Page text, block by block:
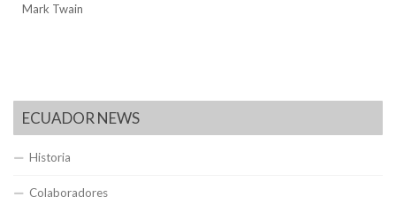
Mark Twain
ECUADOR NEWS
Historia
Colaboradores